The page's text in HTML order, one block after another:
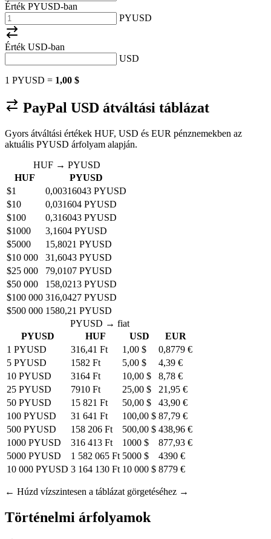
Érték PYUSD-ban
PYUSD
Érték USD-ban
USD
1 PYUSD = 1,00 $
PayPal USD átváltási táblázat
Gyors átváltási értékek HUF, USD és EUR pénznemekben az
aktuális PYUSD árfolyam alapján.
HUF → PYUSD
HUF
PYUSD
$1
0,00316043 PYUSD
$10
0,031604 PYUSD
$100
0,316043 PYUSD
$1000
3,1604 PYUSD
$5000
15,8021 PYUSD
$10 000
31,6043 PYUSD
$25 000
79,0107 PYUSD
$50 000
158,0213 PYUSD
$100 000 316,0427 PYUSD
$500 000 1580,21 PYUSD
PYUSD → fiat
PYUSD
HUF USD
EUR
1 PYUSD
316,41 Ft 1,00 $
0,8779 €
5 PYUSD
1582 Ft 5,00 $
4,39 €
10 PYUSD
3164 Ft 10,00 $
8,78 €
25 PYUSD
7910 Ft 25,00 $
21,95 €
50 PYUSD
15 821 Ft 50,00 $
43,90 €
100 PYUSD
31 641 Ft 100,00 $ 87,79 €
500 PYUSD
158 206 Ft 500,00 $ 438,96 €
1000 PYUSD
316 413 Ft 1000 $
877,93 €
5000 PYUSD
1 582 065 Ft 5000 $
4390 €
10 000 PYUSD 3 164 130 Ft 10 000 $ 8779 €
← Húzd vízszintesen a táblázat görgetéséhez →
Történelmi árfolyamok